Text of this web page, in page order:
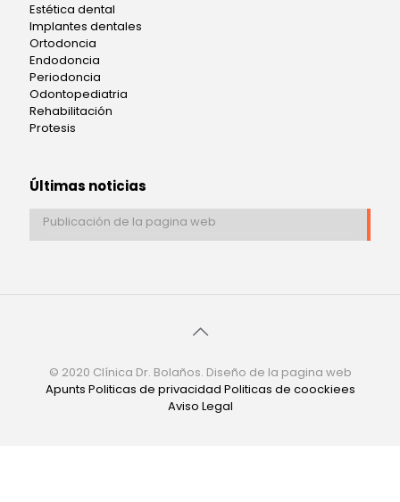
Estética dental
Implantes dentales
Ortodoncia
Endodoncia
Periodoncia
Odontopediatria
Rehabilitación
Protesis
Últimas noticias
Publicación de la pagina web
© 2020 Clínica Dr. Bolaños. Diseño de la pagina web
Apunts Politicas de privacidad Politicas de coockiees
Aviso Legal